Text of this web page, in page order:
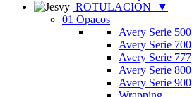
ROTULACIÓN
▼
01 Opacos
Avery Serie 500
Avery Serie 700
Avery Serie 777
Avery Serie 800
Avery Serie 900